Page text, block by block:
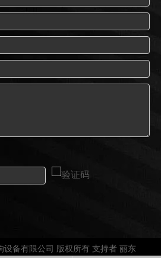
设备有限公司 版权所有 支持者 丽东